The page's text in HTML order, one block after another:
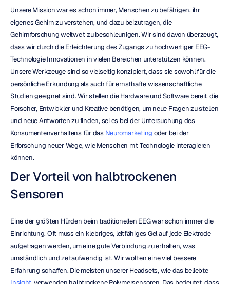
Unsere Mission war es schon immer, Menschen zu befähigen, ihr
eigenes Gehirn zu verstehen, und dazu beizutragen, die
Gehirnforschung weltweit zu beschleunigen. Wir sind davon überzeugt,
dass wir durch die Erleichterung des Zugangs zu hochwertiger EEG-
Technologie Innovationen in vielen Bereichen unterstützen können.
Unsere Werkzeuge sind so vielseitig konzipiert, dass sie sowohl für die
persönliche Erkundung als auch für ernsthafte wissenschaftliche
Studien geeignet sind. Wir stellen die Hardware und Software bereit, die
Forscher, Entwickler und Kreative benötigen, um neue Fragen zu stellen
und neue Antworten zu finden, sei es bei der Untersuchung des
Konsumentenverhaltens für das Neuromarketing oder bei der
Erforschung neuer Wege, wie Menschen mit Technologie interagieren
können.
Der Vorteil von halbtrockenen
Sensoren
Eine der größten Hürden beim traditionellen EEG war schon immer die
Einrichtung. Oft muss ein klebriges, leitfähiges Gel auf jede Elektrode
aufgetragen werden, um eine gute Verbindung zu erhalten, was
umständlich und zeitaufwendig ist. Wir wollten eine viel bessere
Erfahrung schaffen. Die meisten unserer Headsets, wie das beliebte